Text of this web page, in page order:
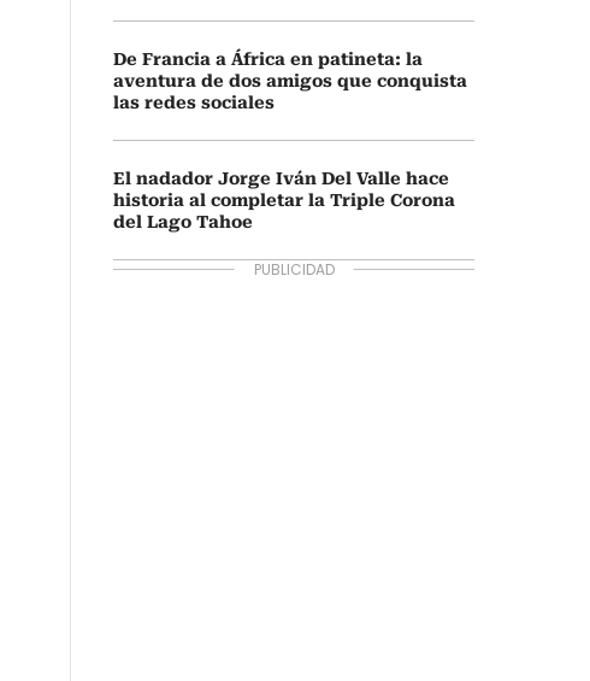
De Francia a África en patineta: la
aventura de dos amigos que conquista
las redes sociales
El nadador Jorge Iván Del Valle hace
historia al completar la Triple Corona
del Lago Tahoe